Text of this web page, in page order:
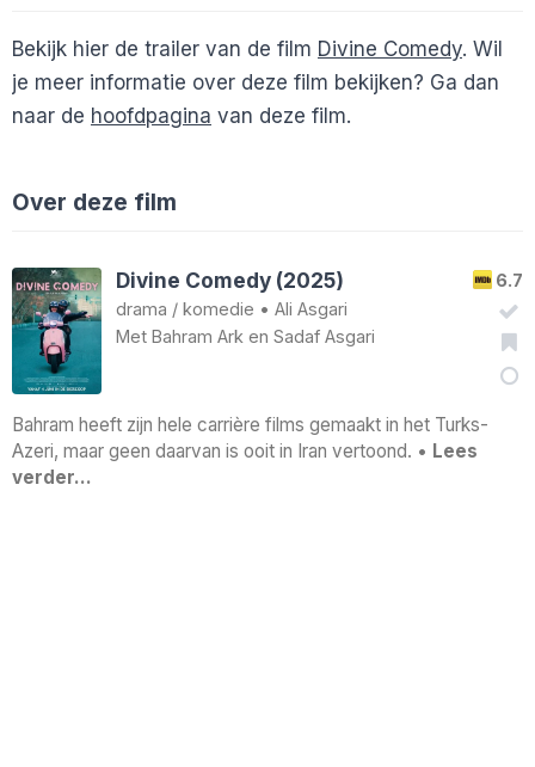
Bekijk hier de trailer van de film Divine Comedy. Wil
je meer informatie over deze film bekijken? Ga dan
naar de hoofdpagina van deze film.
Over deze film
6.7
Divine Comedy (2025)
drama / komedie • Ali Asgari
Met Bahram Ark en Sadaf Asgari
Bahram heeft zijn hele carrière films gemaakt in het Turks-
Azeri, maar geen daarvan is ooit in Iran vertoond. • Lees
verder…